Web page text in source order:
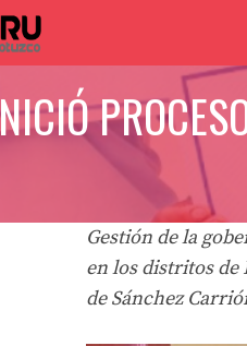
Gestión de la
en los distritos de
de Sánchez